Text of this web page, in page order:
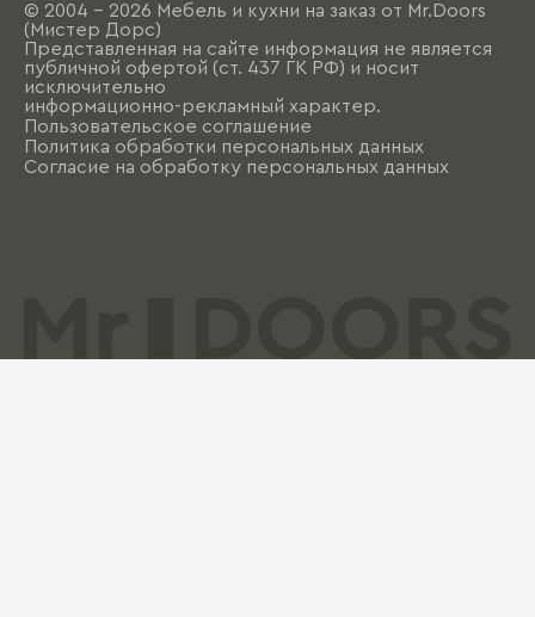
© 2004 - 2026 Мебель и кухни на заказ от Mr.Doors
(Мистер Дорс)
Представленная на сайте информация не является
публичной офертой (ст. 437 ГК РФ) и носит
исключительно
информационно-рекламный характер.
Пользовательское соглашение
Политика обработки персональных данных
Согласие на обработку персональных данных